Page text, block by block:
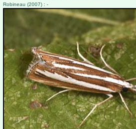
Robineau (2007) : -